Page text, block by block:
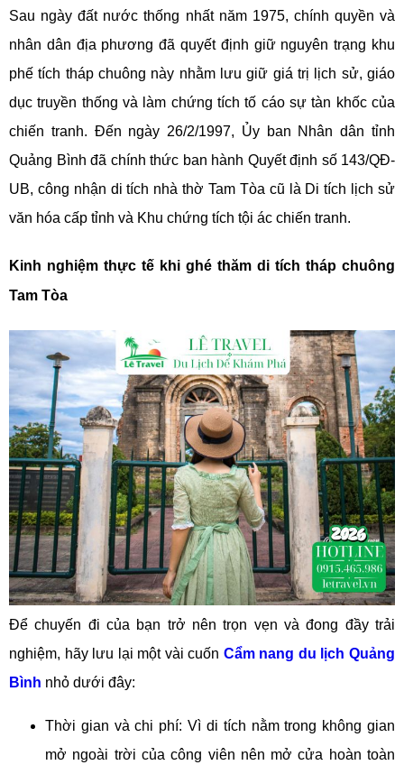
Sau ngày đất nước thống nhất năm 1975, chính quyền và
nhân dân địa phương đã quyết định giữ nguyên trạng khu
phế tích tháp chuông này nhằm lưu giữ giá trị lịch sử, giáo
dục truyền thống và làm chứng tích tố cáo sự tàn khốc của
chiến tranh. Đến ngày 26/2/1997, Ủy ban Nhân dân tỉnh
Quảng Bình đã chính thức ban hành Quyết định số 143/QĐ-
UB, công nhận di tích nhà thờ Tam Tòa cũ là Di tích lịch sử
văn hóa cấp tỉnh và Khu chứng tích tội ác chiến tranh.
Kinh nghiệm thực tế khi ghé thăm di tích tháp chuông
Tam Tòa
Để chuyến đi của bạn trở nên trọn vẹn và đong đầy trải
nghiệm, hãy lưu lại một vài cuốn Cẩm nang du lịch Quảng
Bình nhỏ dưới đây:
Thời gian và chi phí: Vì di tích nằm trong không gian
mở ngoài trời của công viên nên mở cửa hoàn toàn